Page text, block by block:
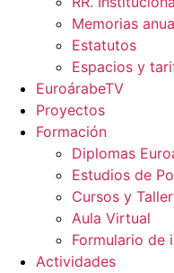
Memorias
Estatutos
Espacios y
EuroárabeTV
Proyectos
Formación
Diplomas
Estudios de
Cursos y
Aula Virtual
Formulario de
Actividades